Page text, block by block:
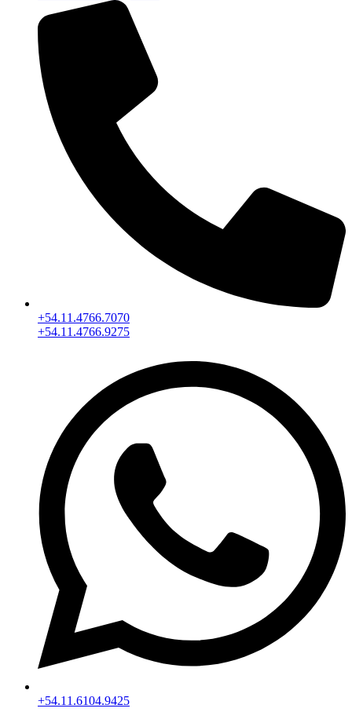
+54.11.4766.7070
+54.11.4766.9275
+54.11.6104.9425